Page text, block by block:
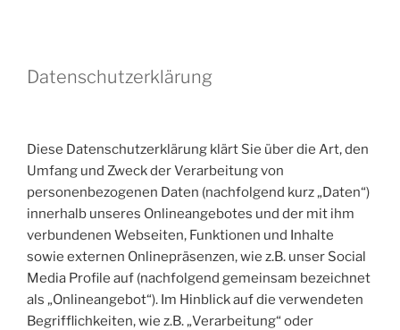
Datenschutzerklärung
Diese Datenschutzerklärung klärt Sie über die Art, den
Umfang und Zweck der Verarbeitung von
personenbezogenen Daten (nachfolgend kurz „Daten“)
innerhalb unseres Onlineangebotes und der mit ihm
verbundenen Webseiten, Funktionen und Inhalte
sowie externen Onlinepräsenzen, wie z.B. unser Social
Media Profile auf (nachfolgend gemeinsam bezeichnet
als „Onlineangebot“). Im Hinblick auf die verwendeten
Begrifflichkeiten, wie z.B. „Verarbeitung“ oder